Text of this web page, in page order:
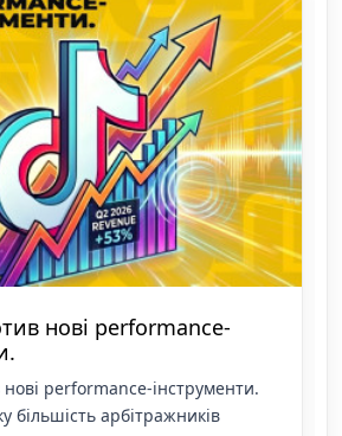
нові performance-
нові performance-інструменти.
більшість арбітражників